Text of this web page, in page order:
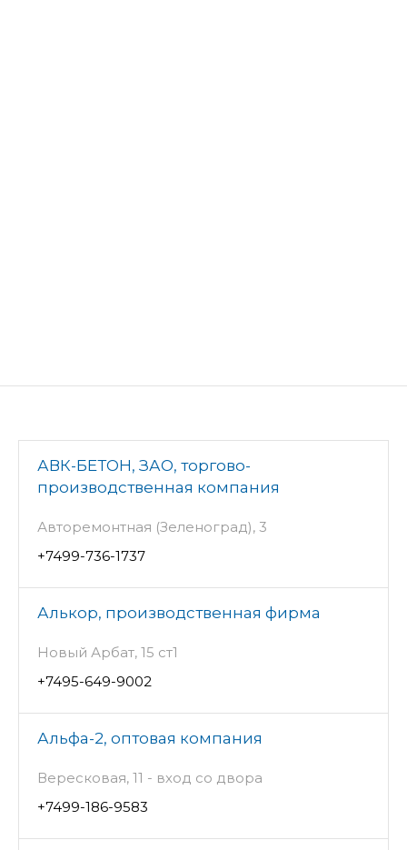
АВК-БЕТОН, ЗАО, торгово-
производственная компания
Авторемонтная (Зеленоград), 3
+7499-736-1737
Алькор, производственная фирма
Новый Арбат, 15 ст1
+7495-649-9002
Альфа-2, оптовая компания
Вересковая, 11 - вход со двора
+7499-186-9583